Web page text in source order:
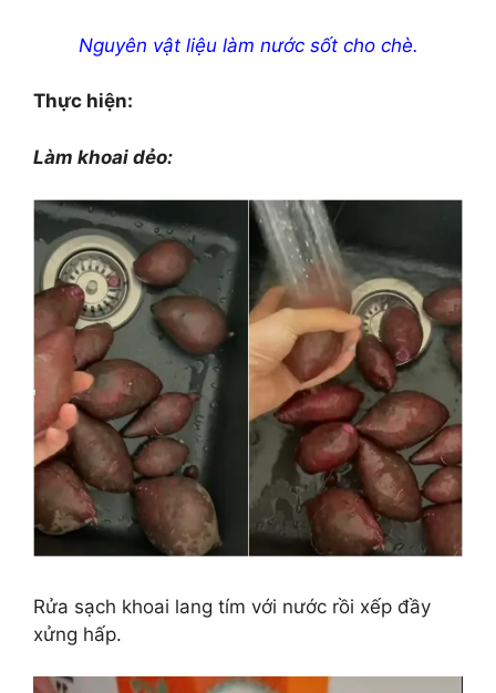
Nguyên vật liệu làm nước sốt cho chè.
Thực hiện:
Làm khoai dẻo:
Rửa sạch khoai lang tím với nước rồi xếp đầy
xửng hấp.